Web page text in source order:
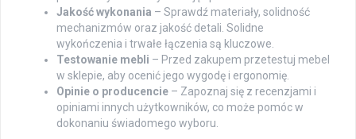
Jakość wykonania – Sprawdź materiały, solidność
mechanizmów oraz jakość detali. Solidne
wykończenia i trwałe łączenia są kluczowe.
Testowanie mebli – Przed zakupem przetestuj mebel
w sklepie, aby ocenić jego wygodę i ergonomię.
Opinie o producencie – Zapoznaj się z recenzjami i
opiniami innych użytkowników, co może pomóc w
dokonaniu świadomego wyboru.